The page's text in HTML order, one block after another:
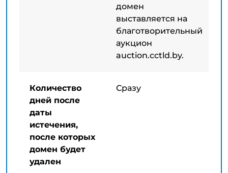
домен
выставляется на
благотворительный
аукцион
auction.cctld.by.
Количество
дней после
даты
истечения,
после которых
домен будет
удален
Сразу